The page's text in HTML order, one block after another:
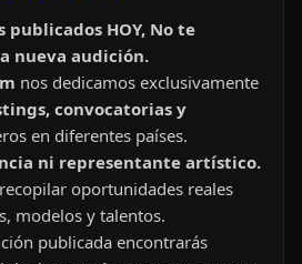
publicados HOY, No te
nueva audición.
nos dedicamos exclusivamente
convocatorias y
en diferentes países.
ni representante artístico.
oportunidades reales
modelos y talentos.
publicada encontrarás